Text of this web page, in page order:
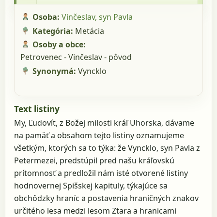
Osoba: Vinčeslav, syn Pavla
Kategória: Metácia
Osoby a obce:
Petrovenec - Vinčeslav - pôvod
Synonymá: Vyncklo
Text listiny
My, Ľudovít, z Božej milosti kráľ Uhorska, dávame
na pamäť a obsahom tejto listiny oznamujeme
všetkým, ktorých sa to týka: že Vyncklo, syn Pavla z
Petermezei, predstúpil pred našu kráľovskú
prítomnosť a predložil nám isté otvorené listiny
hodnovernej Spišskej kapituly, týkajúce sa
obchôdzky hraníc a postavenia hraničných znakov
určitého lesa medzi lesom Ztara a hranicami